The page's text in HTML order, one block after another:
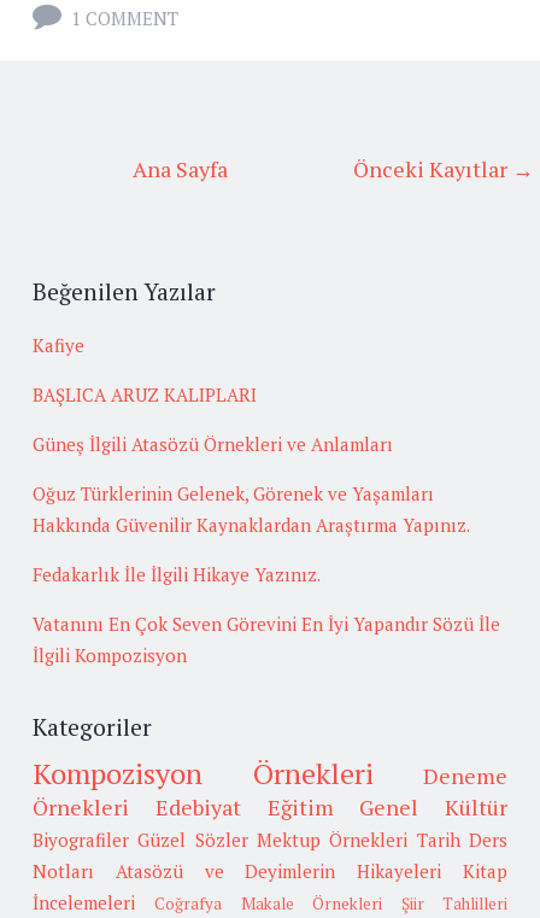
1 COMMENT
Önceki Kayıtlar →
Ana Sayfa
Beğenilen Yazılar
Kafiye
BAŞLICA ARUZ KALIPLARI
Güneş İlgili Atasözü Örnekleri ve Anlamları
Oğuz Türklerinin Gelenek, Görenek ve Yaşamları
Hakkında Güvenilir Kaynaklardan Araştırma Yapınız.
Fedakarlık İle İlgili Hikaye Yazınız.
Vatanını En Çok Seven Görevini En İyi Yapandır Sözü İle
İlgili Kompozisyon
Kategoriler
Kompozisyon Örnekleri
Deneme
Örnekleri
Edebiyat Eğitim Genel Kültür
Biyografiler Güzel Sözler Mektup Örnekleri Tarih Ders
Notları
Atasözü ve Deyimlerin Hikayeleri
Kitap
İncelemeleri
Coğrafya Makale Örnekleri Şiir Tahlilleri